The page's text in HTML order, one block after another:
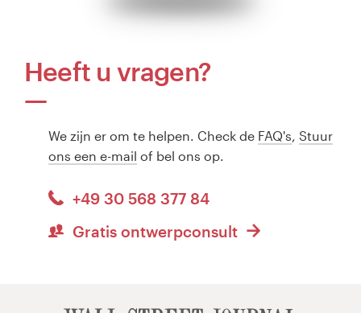
Heeft u vragen?
We zijn er om te helpen. Check de FAQ's Stuur
ons een e-mail of bel ons op.
+49 30 568 377 84
Gratis ontwerpconsult